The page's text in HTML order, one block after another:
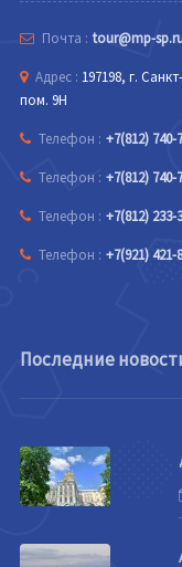
Почта : tour@mp-
Адрес : 197198, г.
пом. 9Н
Телефон : +7(812) 740-
Телефон : +7(812) 740-
Телефон : +7(812) 233-
Телефон : +7(921) 421-
Последние